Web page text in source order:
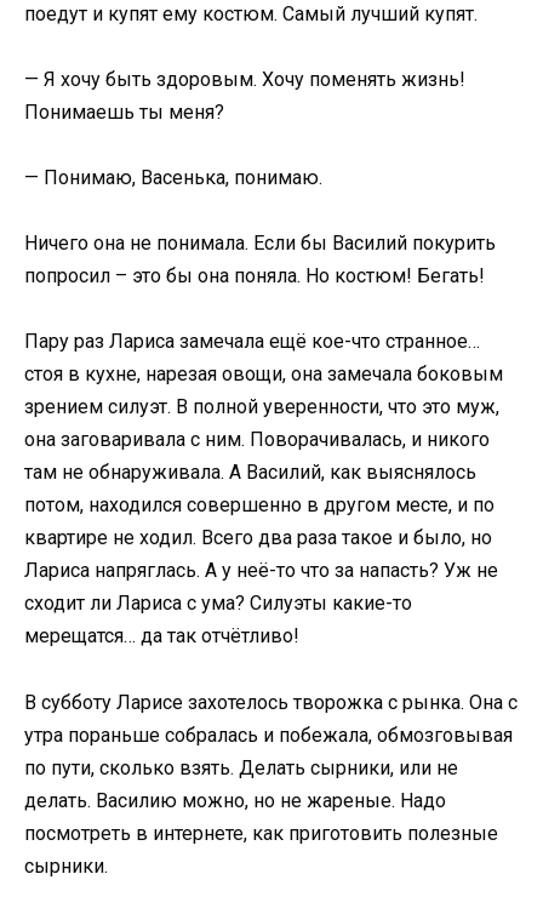
поедут и купят ему костюм. Самый лучший купят.
— Я хочу быть здоровым. Хочу поменять жизнь!
Понимаешь ты меня?
— Понимаю, Васенька, понимаю.
Ничего она не понимала. Если бы Василий покурить
попросил – это бы она поняла. Но костюм! Бегать!
Пару раз Лариса замечала ещё кое-что странное…
стоя в кухне, нарезая овощи, она замечала боковым
зрением силуэт. В полной уверенности, что это муж,
она заговаривала с ним. Поворачивалась, и никого
там не обнаруживала. А Василий, как выяснялось
потом, находился совершенно в другом месте, и по
квартире не ходил. Всего два раза такое и было, но
Лариса напряглась. А у неё-то что за напасть? Уж не
сходит ли Лариса с ума? Силуэты какие-то
мерещатся… да так отчётливо!
В субботу Ларисе захотелось творожка с рынка. Она с
утра пораньше собралась и побежала, обмозговывая
по пути, сколько взять. Делать сырники, или не
делать. Василию можно, но не жареные. Надо
посмотреть в интернете, как приготовить полезные
сырники.